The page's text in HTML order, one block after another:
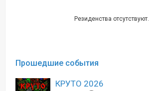
Резиденства отсутствуют.
Прошедшие события
КРУТО 2026